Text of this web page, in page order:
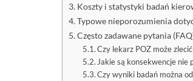
Koszty i statystyki badań
Typowe nieporozumienia
Często zadawane pytania
Czy lekarz POZ może
Jakie są konsekwencje nie
Czy wyniki badań można